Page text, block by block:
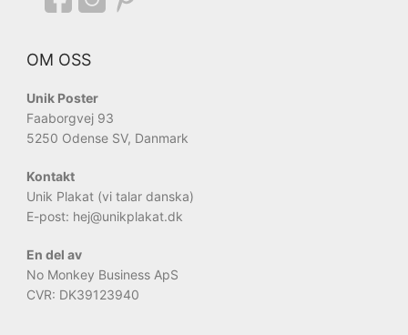
OM OSS
Unik Poster
Faaborgvej 93
5250 Odense SV, Danmark
Kontakt
Unik Plakat (vi talar danska)
E-post: hej@unikplakat.dk
En del av
No Monkey Business ApS
CVR: DK39123940